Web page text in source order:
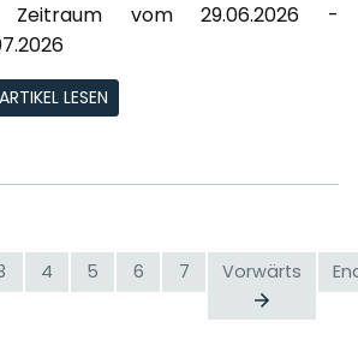
vom 29.06.2026 -
ARTIKEL LESEN
4 5 6 7 Vorwärts